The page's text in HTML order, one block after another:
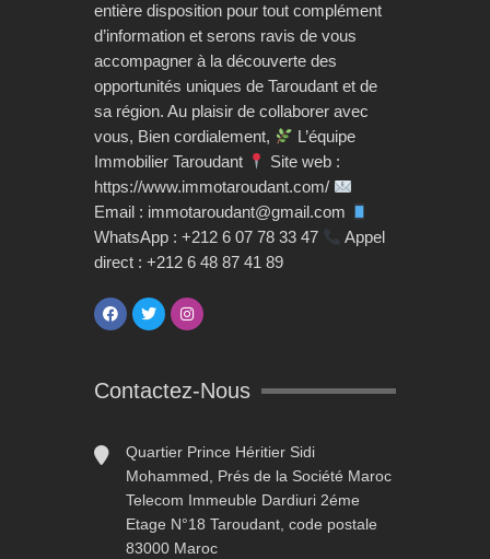
entière disposition pour tout complément
d’information et serons ravis de vous
accompagner à la découverte des
opportunités uniques de Taroudant et de
sa région. Au plaisir de collaborer avec
vous, Bien cordialement,
L’équipe
Immobilier Taroudant
Site web :
https://www.immotaroudant.com/
Email : immotaroudant@gmail.com
WhatsApp : +212 6 07 78 33 47
Appel
direct : +212 6 48 87 41 89
Contactez-Nous
Quartier Prince Héritier Sidi
Mohammed, Prés de la Société Maroc
Telecom Immeuble Dardiuri 2éme
Etage N°18 Taroudant, code postale
83000 Maroc